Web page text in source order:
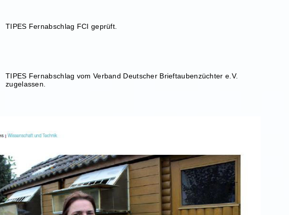
TIPES Fernabschlag FCI geprüft.
TIPES Fernabschlag vom Verband Deutscher Brieftaubenzüchter e.V.
zugelassen.